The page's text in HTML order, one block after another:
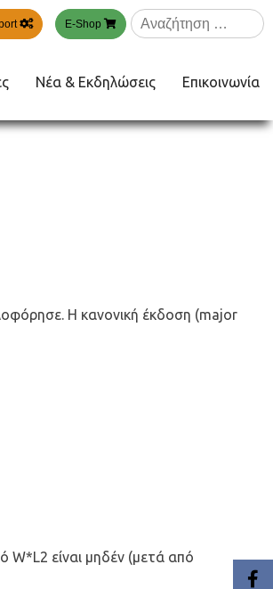
E-Shop
Αναζήτηση
για:
Νέα & Εκδηλώσεις Επικοινωνία
Η κανονική έκδοση (major
W*L2 είναι μηδέν (μετά από